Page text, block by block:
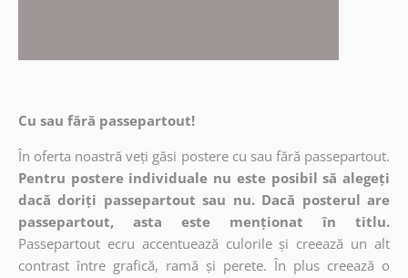
Cu sau fără passepartout!
În oferta noastră veți găsi postere cu sau fără passepartout.
Pentru postere individuale nu este posibil să alegeți
dacă doriți passepartout sau nu. Dacă posterul are
passepartout, asta este menționat în titlu.
Passepartout ecru accentuează culorile și creează un alt
contrast între grafică, ramă și perete. În plus creează o